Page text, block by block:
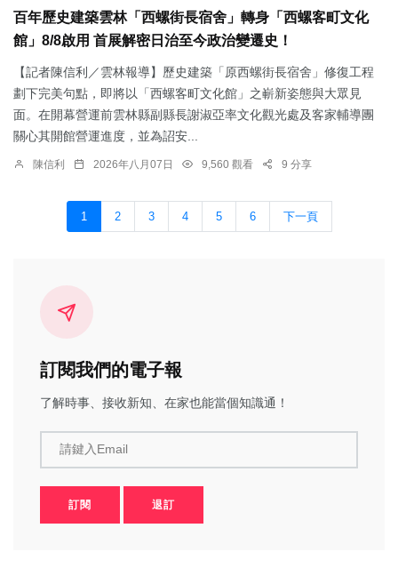
百年歷史建築雲林「西螺街長宿舍」轉身「西螺客町文化
館」8/8啟用 首展解密日治至今政治變遷史！
【記者陳信利／雲林報導】歷史建築「原西螺街長宿舍」修復工程
劃下完美句點，即將以「西螺客町文化館」之嶄新姿態與大眾見
面。在開幕營運前雲林縣副縣長謝淑亞率文化觀光處及客家輔導團
關心其開館營運進度，並為詔安...
陳信利 2026年八月07日 9,560 觀看 9 分享
1 2 3 4 5 6 下一頁
訂閱我們的電子報
了解時事、接收新知、在家也能當個知識通！
請鍵入Email
訂閱 退訂